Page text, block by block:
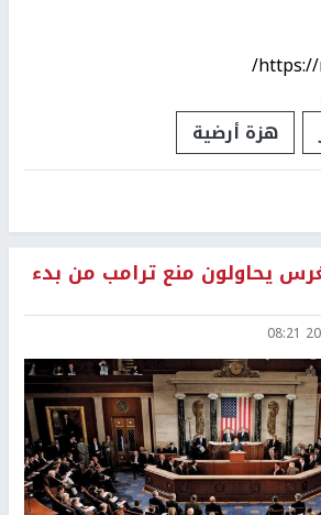
https://
هزة أرضية
يحاولون منع ترامب من بدء